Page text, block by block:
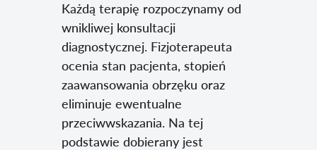
Każdą terapię rozpoczynamy od
wnikliwej konsultacji
diagnostycznej. Fizjoterapeuta
ocenia stan pacjenta, stopień
zaawansowania obrzęku oraz
eliminuje ewentualne
przeciwwskazania. Na tej
podstawie dobierany jest